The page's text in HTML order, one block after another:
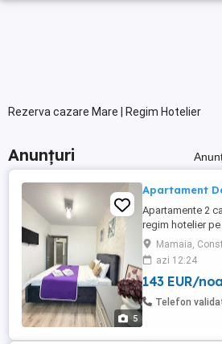
Rezerva cazare Mare | Regim Hotelier
Anunțuri
5
Apartament
Apartamente 2
regim hotelier
Nord langa
Silva Residence
buna locatie din
plaja, cu vedere
acces direct la
Mamaia,
azi 12:24
143 EUR/
Telefon